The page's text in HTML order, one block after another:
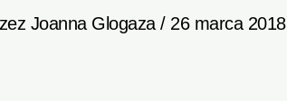
Joanna Glogaza/ 26 marca 2018